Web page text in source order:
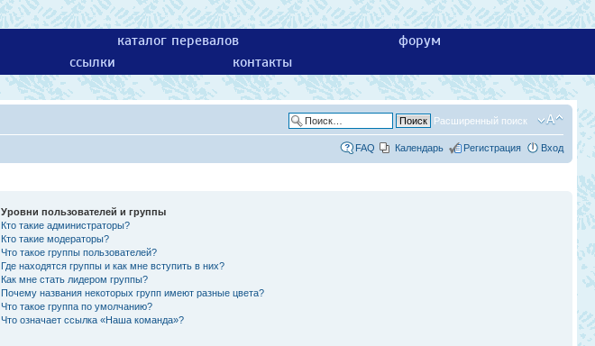
каталог перевалов
форум
ссылки контакты
Расширенный поиск
FAQ Календарь Регистрация Вход
Уровни пользователей и группы
Кто такие администраторы?
Кто такие модераторы?
Что такое группы пользователей?
Где находятся группы и как мне вступить в них?
Как мне стать лидером группы?
Почему названия некоторых групп имеют разные цвета?
Что такое группа по умолчанию?
Что означает ссылка «Наша команда»?